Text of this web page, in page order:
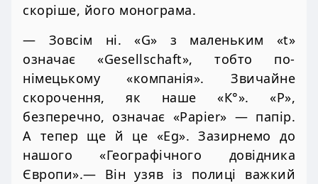
скоріше, його монограма.
— Зовсім ні. «G» з маленьким «t»
означає «Gesellschaft», тобто по-
німецькому «компанія». Звичайне
скорочення, як наше «К°». «Р»,
безперечно, означає «Раріer» — папір.
А тепер ще й це «Eg». Зазирнемо до
нашого «Географічного довідника
Європи».— Він узяв із полиці важкий